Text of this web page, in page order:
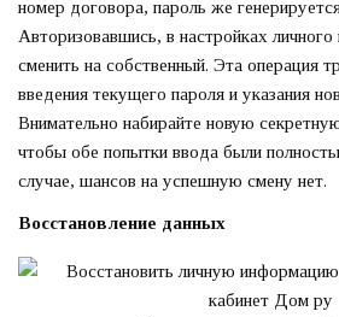
номер договора, пароль же
Авторизовавшись, в настройках
сменить на собственный. Эта операция
введения текущего пароля и указания
Внимательно набирайте новую
чтобы обе попытки ввода были
случае, шансов на успешную смену нет.
Восстановление данных